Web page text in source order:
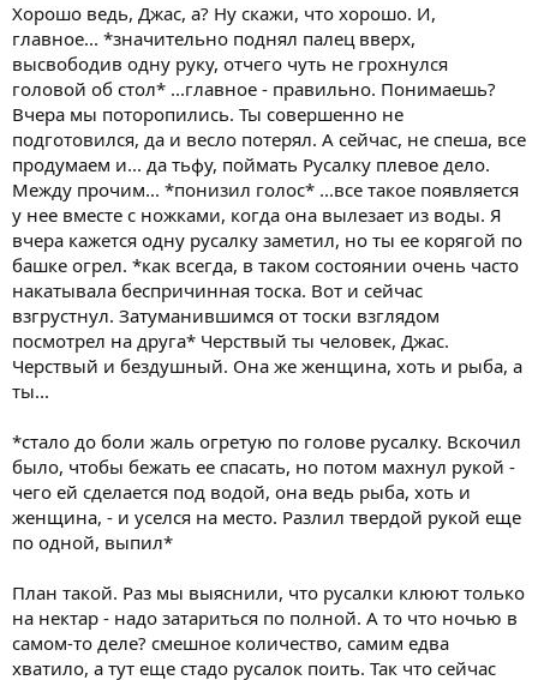
Хорошо ведь, Джас, а? Ну скажи, что хорошо. И,
главное... *значительно поднял палец вверх,
высвободив одну руку, отчего чуть не грохнулся
головой об стол* ...главное - правильно. Понимаешь?
Вчера мы поторопились. Ты совершенно не
подготовился, да и весло потерял. А сейчас, не спеша, все
продумаем и... да тьфу, поймать Русалку плевое дело.
Между прочим... *понизил голос* ...все такое появляется
у нее вместе с ножками, когда она вылезает из воды. Я
вчера кажется одну русалку заметил, но ты ее корягой по
башке огрел. *как всегда, в таком состоянии очень часто
накатывала беспричинная тоска. Вот и сейчас
взгрустнул. Затуманившимся от тоски взглядом
посмотрел на друга* Черствый ты человек, Джас.
Черствый и бездушный. Она же женщина, хоть и рыба, а
ты...
*стало до боли жаль огретую по голове русалку. Вскочил
было, чтобы бежать ее спасать, но потом махнул рукой -
чего ей сделается под водой, она ведь рыба, хоть и
женщина, - и уселся на место. Разлил твердой рукой еще
по одной, выпил*
План такой. Раз мы выяснили, что русалки клюют только
на нектар - надо затариться по полной. А то что ночью в
самом-то деле? смешное количество, самим едва
хватило, а тут еще стадо русалок поить. Так что сейчас